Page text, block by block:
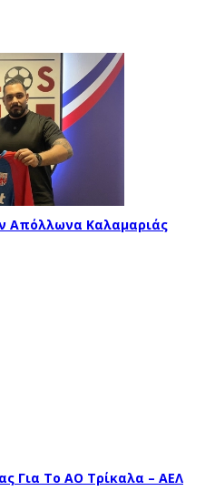
Απόλλωνα Καλαμαριάς
Για Το ΑΟ Τρίκαλα – ΑΕΛ